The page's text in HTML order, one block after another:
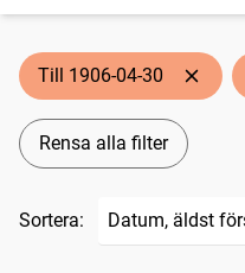
Till 1906-04-30
Rensa alla filter
Sortera: